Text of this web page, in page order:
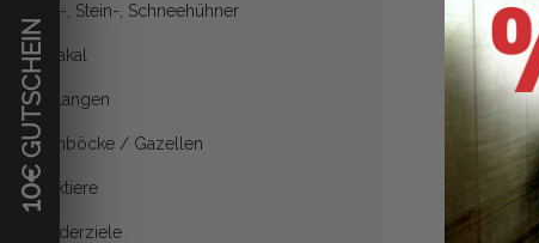
Reb-, Stein-, Schneehühner
Schakal
Schlangen
Steinböcke / Gazellen
Stinktiere
Sonderziele
10
€ GUTSCHEIN